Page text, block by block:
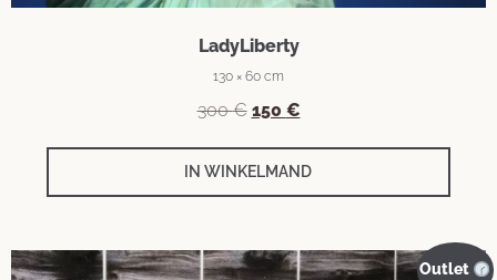
LadyLiberty
130 × 60 cm
300€ 150 €
IN WINKELMAND
Outlet